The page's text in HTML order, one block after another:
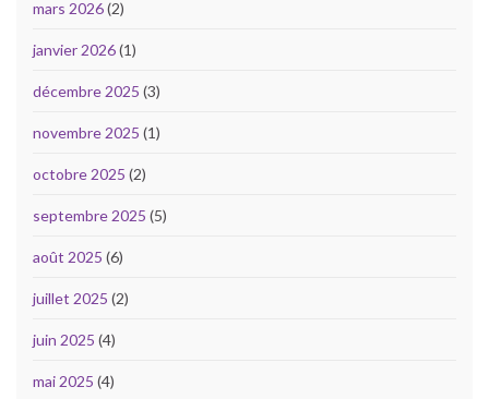
mars 2026(2)
janvier 2026(1)
décembre 2025 (3)
novembre 2025 (1)
octobre 2025 (2)
septembre 2025 (5)
août 2025 (6)
juillet 2025 (2)
juin 2025 (4)
mai 2025 (4)